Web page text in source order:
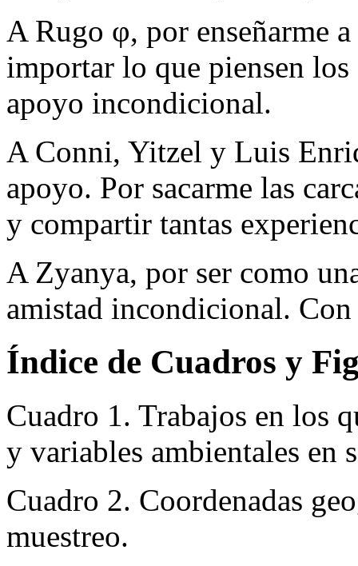
A Rugo φ, por enseñarme
importar lo que piensen
apoyo incondicional.
A Conni, Yitzel y Luis
apoyo. Por sacarme las
y compartir tantas
A Zyanya, por ser como
amistad incondicional.
Índice de Cuadros y
Cuadro 1. Trabajos en los
y variables ambientales en
Cuadro 2. Coordenadas
muestreo.